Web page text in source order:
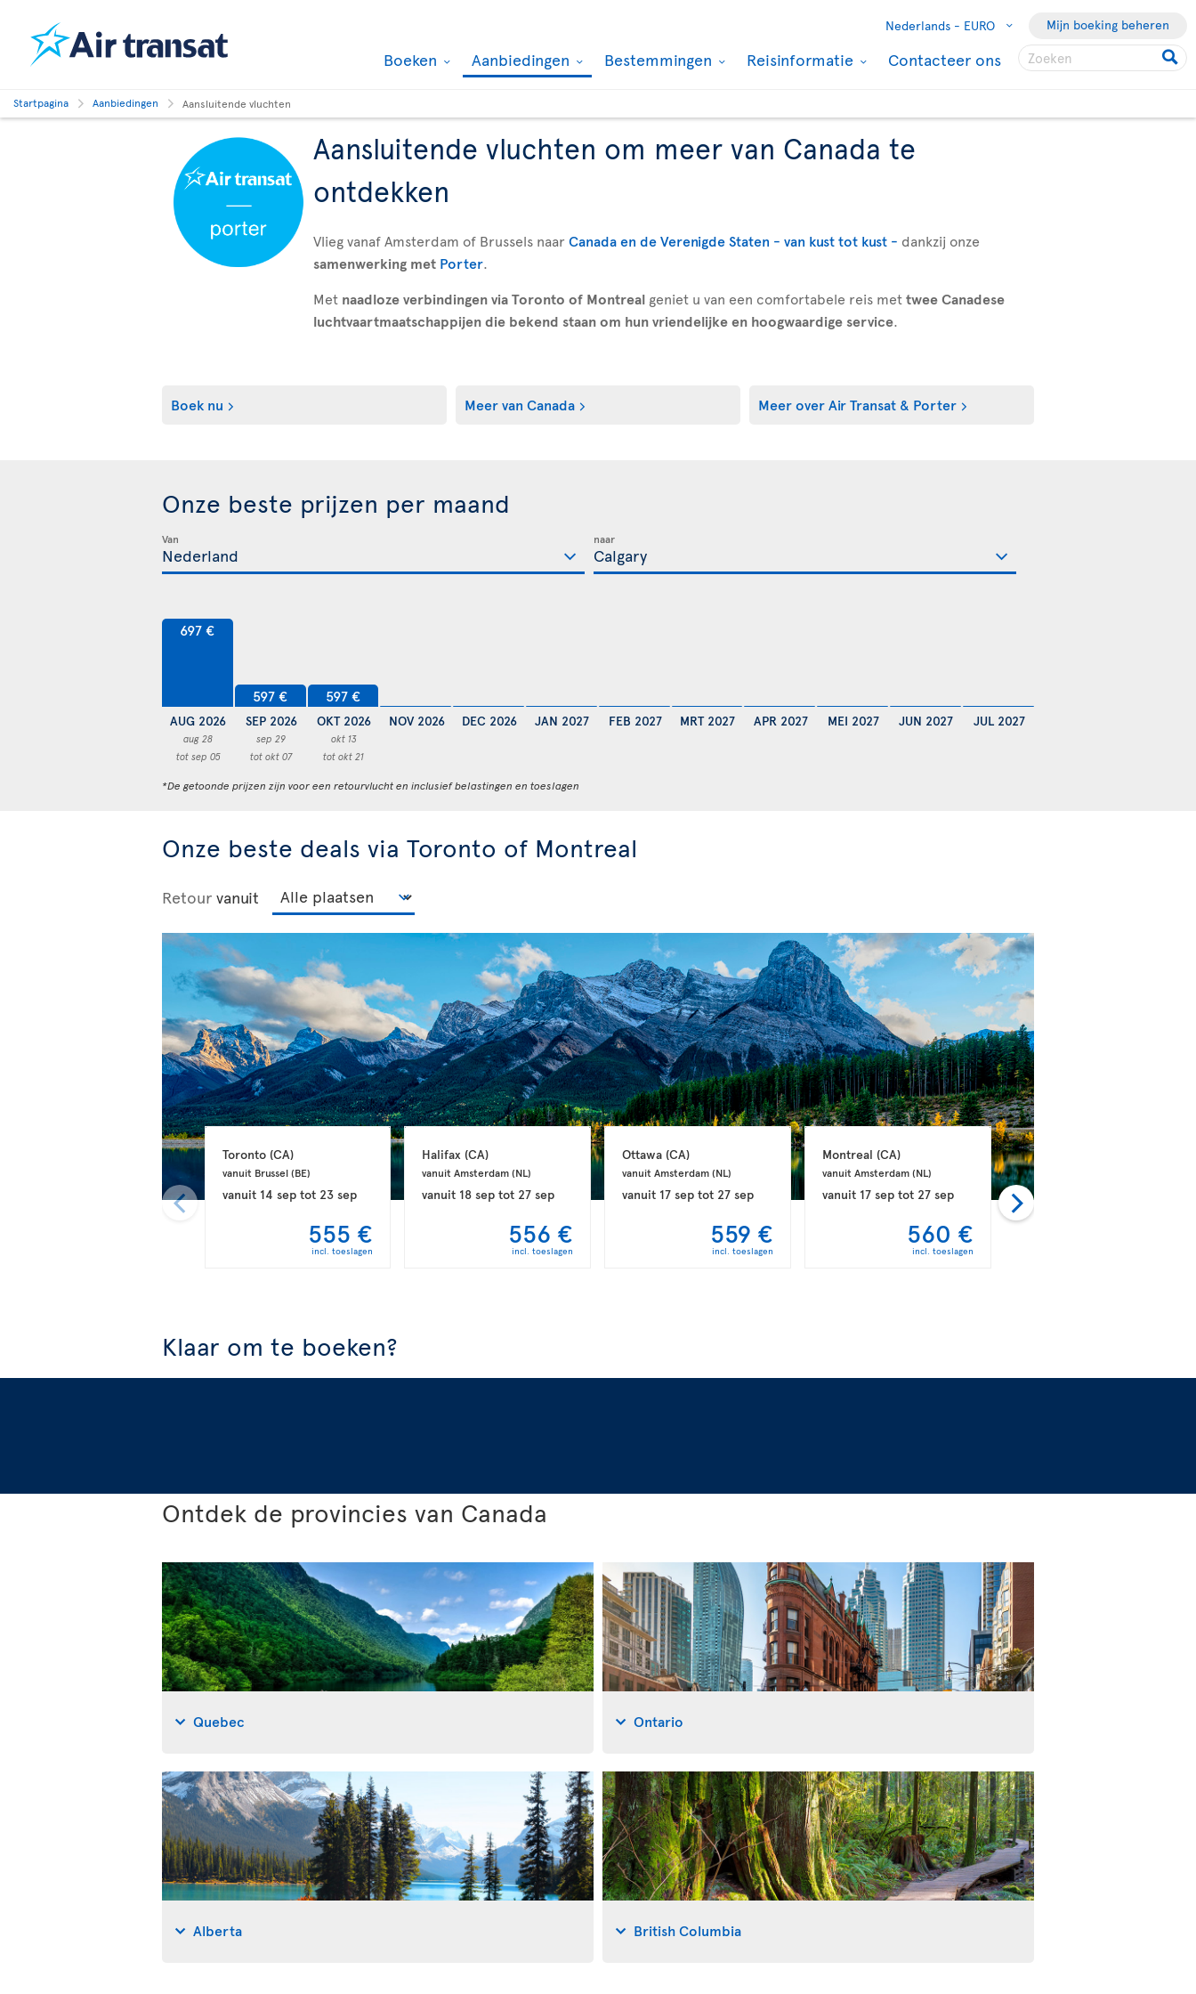
Nederlands - EURO Mijn boeking beheren
Boeken Aanbiedingen Bestemmingen Reisinformatie Contacteer ons
Startpagina Aanbiedingen Aansluitende vluchten
Aansluitende vluchten om meer van Canada te
ontdekken
Vlieg vanaf Amsterdam of Brussels naarCanada en de Verenigde Staten - van kust tot kust - dankzij onze
samenwerking met Porter.
Met naadloze verbindingen via Toronto of Montreal geniet u van een comfortabele reis mettwee Canadese
luchtvaartmaatschappijen die bekend staan om hun vriendelijke en hoogwaardige service.
Boek nu Meer van Canada Meer over Air Transat & Porter
Onze beste prijzen per maand
Van naar
697 €
AUG 2026
aug 28
tot sep 05
597 €
SEP 2026
sep 29
tot okt 07
597 €
OKT 2026
okt 13
tot okt 21
NOV 2026 DEC 2026 JAN 2027 FEB 2027 MRT 2027 APR 2027 MEI 2027 JUN 2027 JUL 2027
*De getoonde prijzen zijn voor een retourvlucht en inclusief belastingen en toeslagen
Onze beste deals via Toronto of Montreal
Retour vanuit
Toronto (CA)
vanuit Brussel (BE)
vanuit 14 septot 23 sep
555 €
incl. toeslagen
Halifax (CA)
vanuit Amsterdam (NL)
vanuit 18 sep tot 27 sep
556 €
incl. toeslagen
Ottawa (CA)
vanuit Amsterdam (NL)
vanuit 17 sep tot 27 sep
559 €
incl. toeslagen
Montreal (CA)
vanuit Amsterdam (NL)
vanuit 17 sep tot 27 sep
560 €
incl. toeslagen
Halifax
vanuit Brussel
vanuit
Klaar om te boeken?
Ontdek de provincies van Canada
Quebec Ontario
Alberta British Columbia